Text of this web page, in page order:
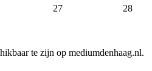
27
28
te zijn op mediumdenhaag.nl.